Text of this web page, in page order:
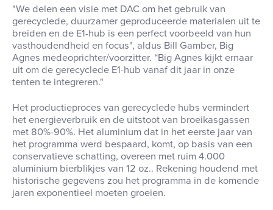
"We delen een visie met DAC om het gebruik van
gerecyclede, duurzamer geproduceerde materialen uit te
breiden en de E1-hub is een perfect voorbeeld van hun
vasthoudendheid en focus", aldus Bill Gamber, Big
Agnes medeoprichter/voorzitter. “Big Agnes kijkt ernaar
uit om de gerecyclede E1-hub vanaf dit jaar in onze
tenten te integreren."
Het productieproces van gerecyclede hubs vermindert
het energieverbruik en de uitstoot van broeikasgassen
met 80%-90%. Het aluminium dat in het eerste jaar van
het programma werd bespaard, komt, op basis van een
conservatieve schatting, overeen met ruim 4.000
aluminium bierblikjes van 12 oz.. Rekening houdend met
historische gegevens zou het programma in de komende
jaren exponentieel moeten groeien.